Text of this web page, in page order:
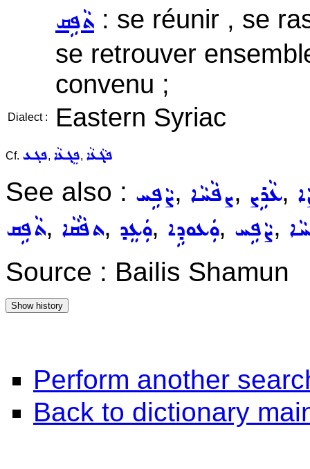
ܬܵܦܹܩ : se réunir , se
se retrouver
convenu ;
Dialect : Eastern Syriac
Cf. ܦܓܥ, ܦܸܓ݂ܥܵܐ, ܦܓ݂ܵܥܵܐ
See also : ܨܵܦܹܚ, ܨܦܵܚܵܐ, ܥܵܪܹܨ,
ܬܵܦܹܩ, ܬܦܵܩܵܐ, ܘܲܥܸܕ, ܘܲܥܘܕܹܐ, ܨܵܦܹܚ,
Source : Bailis Shamun
Perform another
Back to dictionary